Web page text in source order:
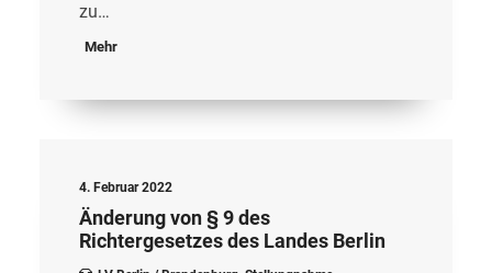
zu…
Mehr
4. Februar 2022
Änderung von § 9 des
Richtergesetzes des Landes Berlin